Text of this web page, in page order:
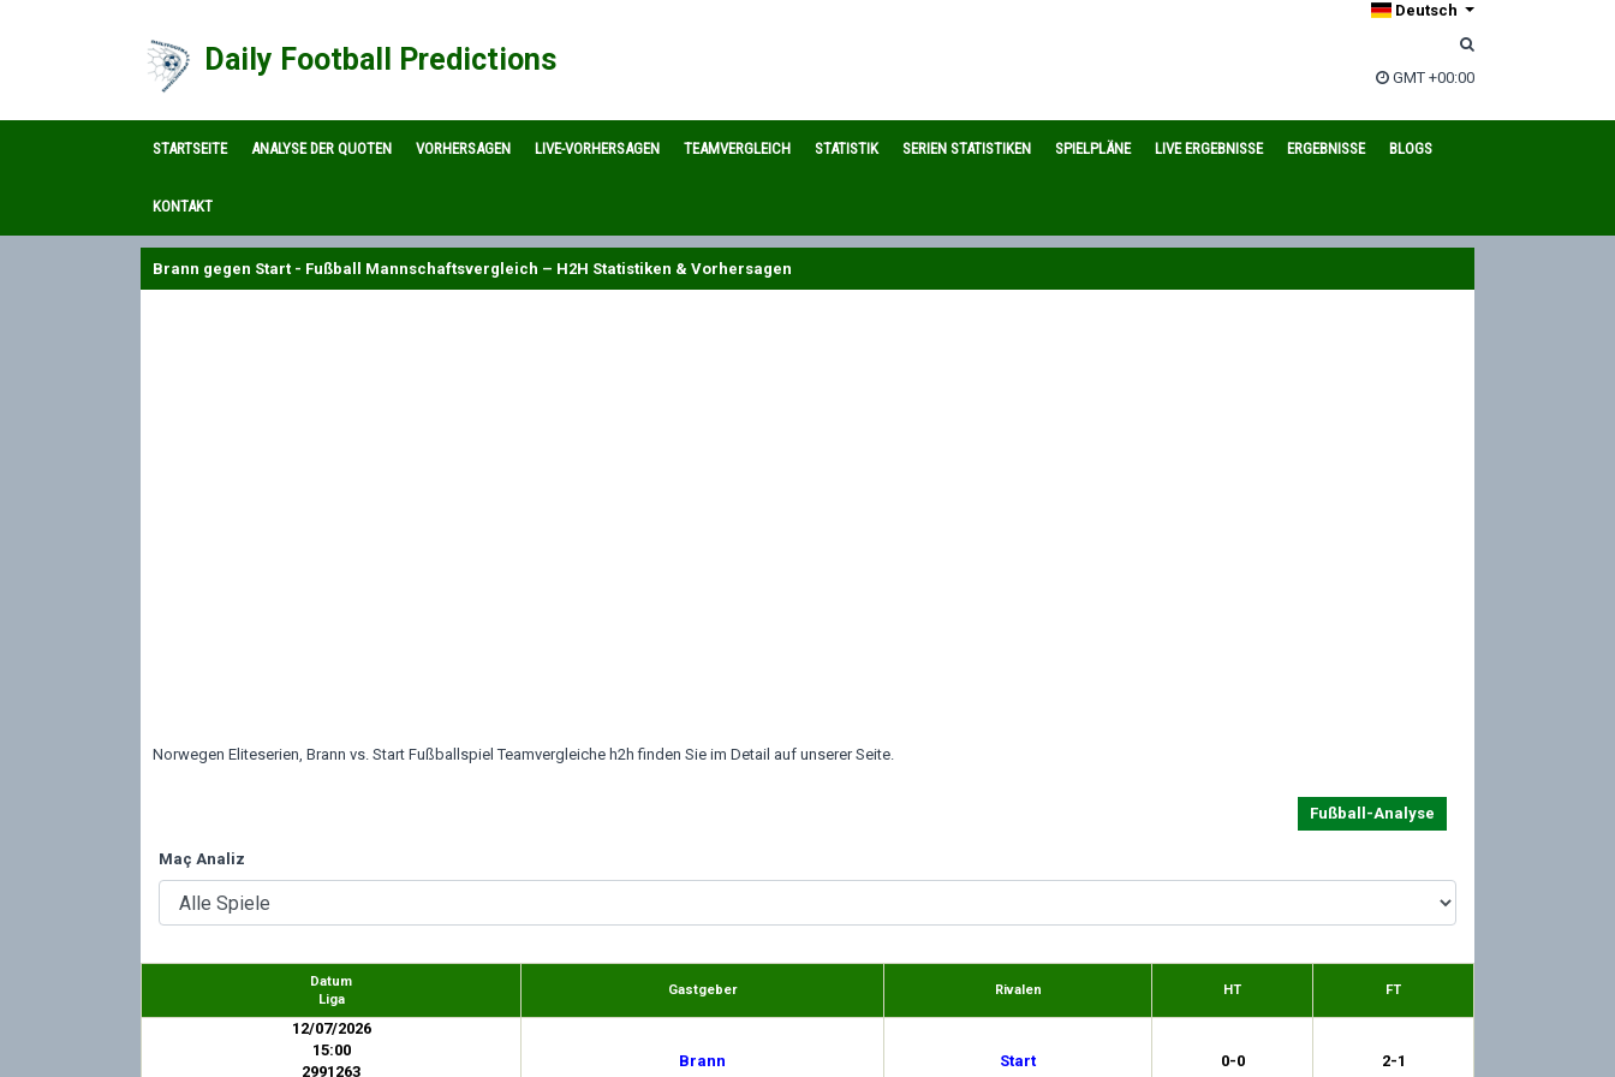
Daily Football Predictions
Deutsch
GMT +00:00
STARTSEITE ANALYSE DER QUOTEN VORHERSAGEN LIVE-VORHERSAGEN TEAMVERGLEICH STATISTIK SERIEN STATISTIKEN SPIELPLÄNE LIVE ERGEBNISSE ERGEBNISSE BLOGS
KONTAKT
Brann gegen Start - Fußball Mannschaftsvergleich – H2H Statistiken & Vorhersagen
Norwegen Eliteserien, Brann vs. Start Fußballspiel Teamvergleiche h2h finden Sie im Detail auf unserer Seite.
Fußball-Analyse
Maç Analiz
Datum
Liga
Gastgeber Rivalen HT FT
12/07/2026
15:00
2991263
Brann Start 0-0 2-1